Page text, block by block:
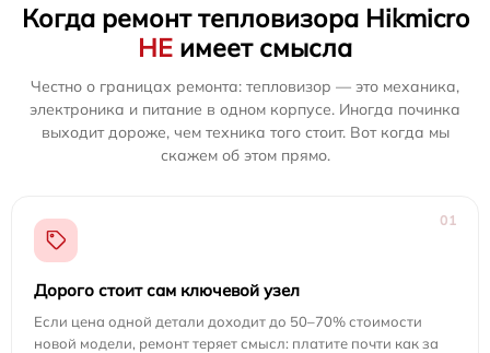
Когда ремонт тепловизора Hikmicro
НЕ имеет смысла
Честно о границах ремонта: тепловизор — это механика,
электроника и питание в одном корпусе. Иногда починка
выходит дороже, чем техника того стоит. Вот когда мы
скажем об этом прямо.
01
Дорого стоит сам ключевой узел
Если цена одной детали доходит до 50–70% стоимости
новой модели, ремонт теряет смысл: платите почти как за